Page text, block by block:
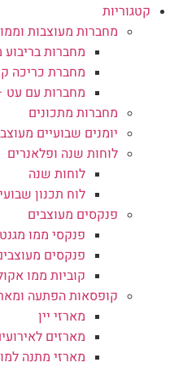
קטגוריות
מחברות מעוצבות
מחברות בריבוע
מחברת כריכה
מחברות עם עט
מחברות מתכונים
יומנים שבועיים
לוחות שנה ופלאנרים
לוחות שנה
לוח תכנון שבועי
פנקסים מעוצבים
פנקסי ממו מגנט
פנקסים מעוצבים
קוביות ממו
קופסאות הפתעה
מארזי יין
מארזים
מארזי מתנה